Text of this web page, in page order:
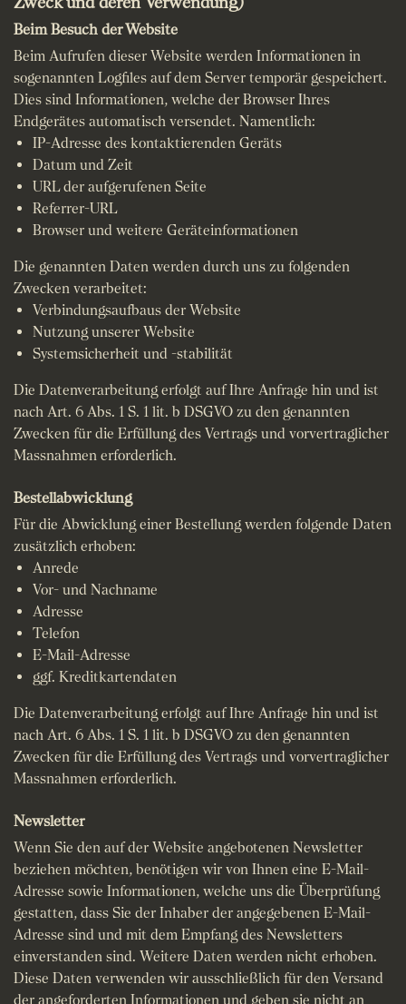
Beim Besuch der Website
Beim Aufrufen dieser Website werden Informationen in
sogenannten Logfiles auf dem Server temporär gespeichert.
Dies sind Informationen, welche der Browser Ihres
Endgerätes automatisch versendet. Namentlich:
IP-Adresse des kontaktierenden Geräts
Datum und Zeit
URL der aufgerufenen Seite
Referrer-URL
Browser und weitere Geräteinformationen
Die genannten Daten werden durch uns zu folgenden
Zwecken verarbeitet:
Verbindungsaufbaus der Website
Nutzung unserer Website
Systemsicherheit und -stabilität
Die Datenverarbeitung erfolgt auf Ihre Anfrage hin und ist
nach Art. 6 Abs. 1 S. 1 lit. b DSGVO zu den genannten
Zwecken für die Erfüllung des Vertrags und vorvertraglicher
Massnahmen erforderlich.
Bestellabwicklung
Für die Abwicklung einer Bestellung werden folgende Daten
zusätzlich erhoben:
Anrede
Vor- und Nachname
Adresse
Telefon
E-Mail-Adresse
ggf. Kreditkartendaten
Die Datenverarbeitung erfolgt auf Ihre Anfrage hin und ist
nach Art. 6 Abs. 1 S. 1 lit. b DSGVO zu den genannten
Zwecken für die Erfüllung des Vertrags und vorvertraglicher
Massnahmen erforderlich.
Newsletter
Wenn Sie den auf der Website angebotenen Newsletter
beziehen möchten, benötigen wir von Ihnen eine E-Mail-
Adresse sowie Informationen, welche uns die Überprüfung
gestatten, dass Sie der Inhaber der angegebenen E-Mail-
Adresse sind und mit dem Empfang des Newsletters
einverstanden sind. Weitere Daten werden nicht erhoben.
Diese Daten verwenden wir ausschließlich für den Versand
der angeforderten Informationen und geben sie nicht an